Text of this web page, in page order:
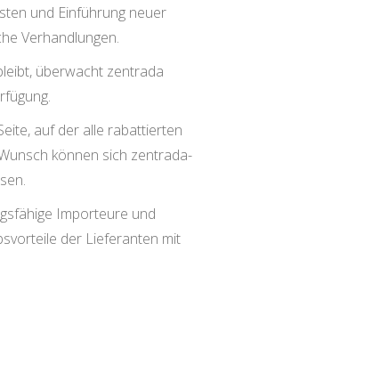
und Einführung neuer
Verhandlungen.
überwacht zentrada
auf der alle rabattierten
können sich zentrada-
Importeure und
der Lieferanten mit